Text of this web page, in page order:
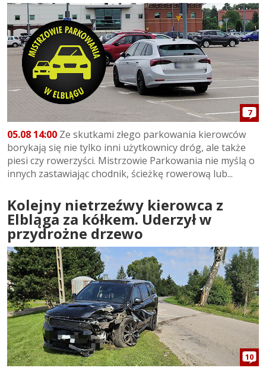
7
05.08 14:00 Ze skutkami złego parkowania kierowców
borykają się nie tylko inni użytkownicy dróg, ale także
piesi czy rowerzyści. Mistrzowie Parkowania nie myślą o
innych zastawiając chodnik, ścieżkę rowerową lub...
Kolejny nietrzeźwy kierowca z
Elbląga za kółkem. Uderzył w
przydrożne drzewo
10